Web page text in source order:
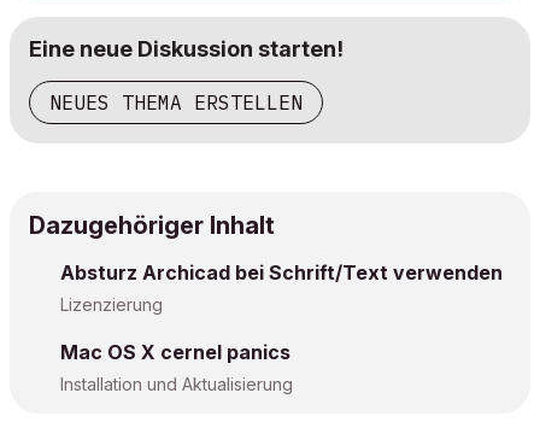
Eine neue Diskussion starten!
NEUES THEMA ERSTELLEN
Dazugehöriger Inhalt
Absturz Archicad bei Schrift/Text verwenden
Lizenzierung
Mac OS X cernel panics
Installation und Aktualisierung